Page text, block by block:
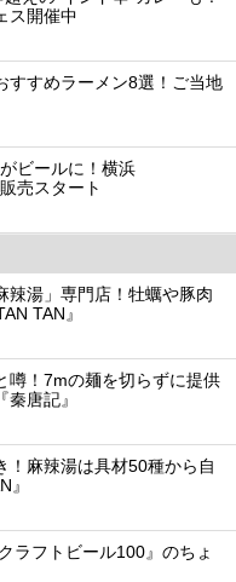
ス開催中
すすめラーメン8選！ご当地
ビールに！横浜
売スタート
辣湯」専門店！牡蠣や豚肉
TAN』
噂！7mの麺を切らずに提供
唐記』
！麻辣湯は具材50種から自
』
ラフトビール100』のちょ